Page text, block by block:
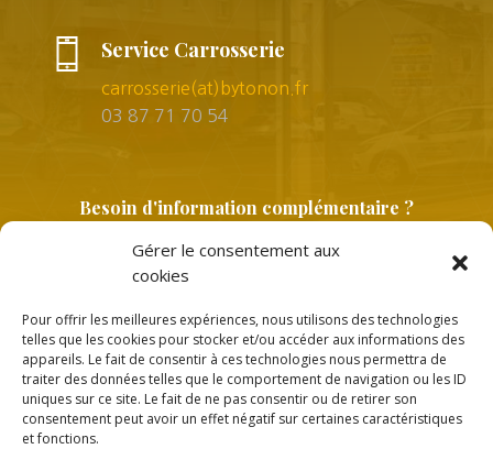
Gérer le consentement aux
cookies
Pour offrir les meilleures expériences, nous utilisons des technologies
telles que les cookies pour stocker et/ou accéder aux informations des
appareils. Le fait de consentir à ces technologies nous permettra de
traiter des données telles que le comportement de navigation ou les ID
uniques sur ce site. Le fait de ne pas consentir ou de retirer son
consentement peut avoir un effet négatif sur certaines caractéristiques
et fonctions.
Service Carrosserie
carrosserie(at)bytonon.fr
03 87 71 70 54
Besoin d'information complémentaire ?
Copyright © 2026 | Politique de confidentialité